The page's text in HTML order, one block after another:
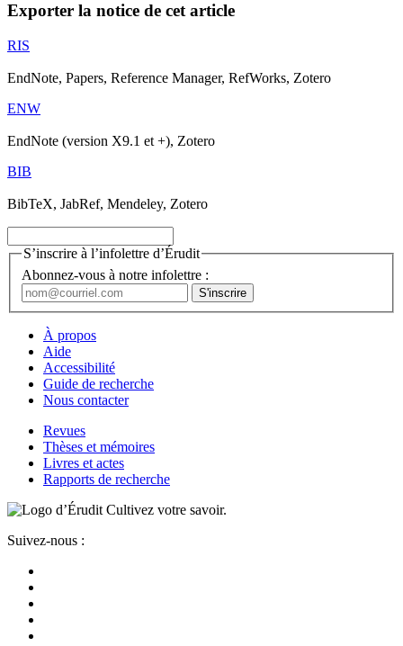
Exporter la notice de cet article
RIS
EndNote, Papers, Reference Manager, RefWorks, Zotero
ENW
EndNote (version X9.1 et +), Zotero
BIB
BibTeX, JabRef, Mendeley, Zotero
S’inscrire à l’infolettre d’Érudit
Abonnez-vous à notre infolettre :
À propos
Aide
Accessibilité
Guide de recherche
Nous contacter
Revues
Thèses et mémoires
Livres et actes
Rapports de recherche
Cultivez votre savoir.
Suivez-nous :